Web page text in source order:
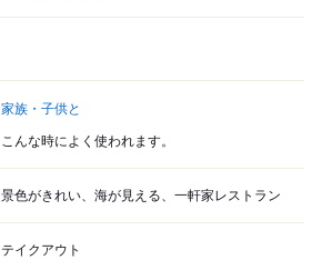
家族・子供と
こんな時によく使われます。
景色がきれい、海が見える、一軒家レストラン
テイクアウト